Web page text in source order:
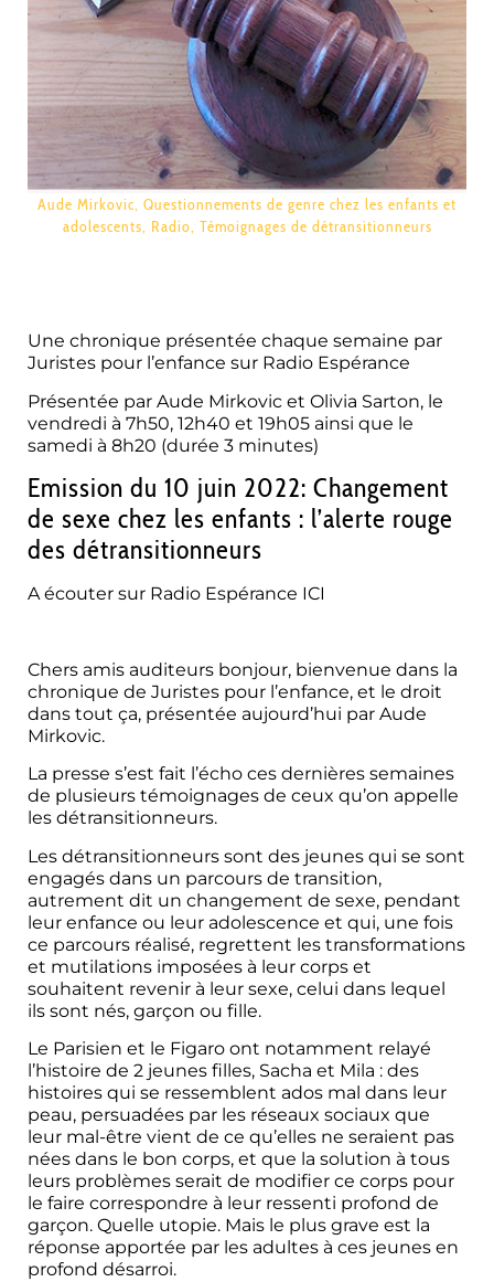
Aude Mirkovic, Questionnements de genre chez les enfants et
adolescents, Radio, Témoignages de détransitionneurs
Une chronique présentée chaque semaine par
Juristes pour l’enfance sur Radio Espérance
Présentée par Aude Mirkovic et Olivia Sarton, le
vendredi à 7h50, 12h40 et 19h05 ainsi que le
samedi à 8h20 (durée 3 minutes)
Emission du 10 juin 2022: Changement
de sexe chez les enfants : l’alerte rouge
des détransitionneurs
A écouter sur Radio Espérance ICI
Chers amis auditeurs bonjour, bienvenue dans la
chronique de Juristes pour l’enfance, et le droit
dans tout ça, présentée aujourd’hui par Aude
Mirkovic.
La presse s’est fait l’écho ces dernières semaines
de plusieurs témoignages de ceux qu’on appelle
les détransitionneurs.
Les détransitionneurs sont des jeunes qui se sont
engagés dans un parcours de transition,
autrement dit un changement de sexe, pendant
leur enfance ou leur adolescence et qui, une fois
ce parcours réalisé, regrettent les transformations
et mutilations imposées à leur corps et
souhaitent revenir à leur sexe, celui dans lequel
ils sont nés, garçon ou fille.
Le Parisien et le Figaro ont notamment relayé
l’histoire de 2 jeunes filles, Sacha et Mila : des
histoires qui se ressemblent ados mal dans leur
peau, persuadées par les réseaux sociaux que
leur mal-être vient de ce qu’elles ne seraient pas
nées dans le bon corps, et que la solution à tous
leurs problèmes serait de modifier ce corps pour
le faire correspondre à leur ressenti profond de
garçon. Quelle utopie. Mais le plus grave est la
réponse apportée par les adultes à ces jeunes en
profond désarroi.